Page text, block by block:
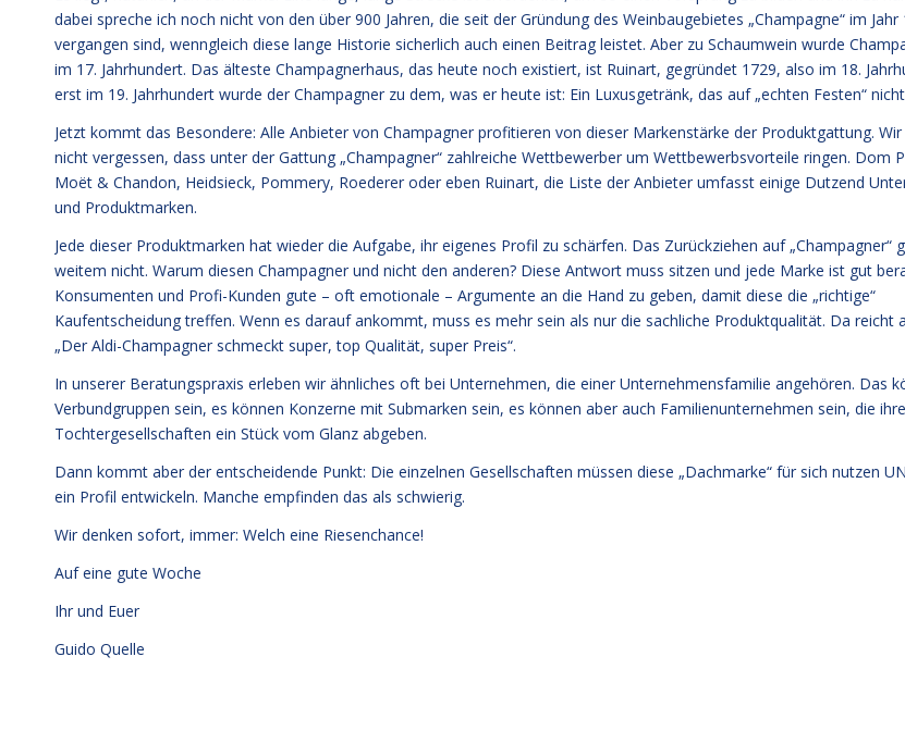
dabei spreche ich noch nicht von den über 900 Jahren, die seit der Gründung des Weinbaugebietes „Champagne“ im Jahr
vergangen sind, wenngleich diese lange Historie sicherlich auch einen Beitrag leistet. Aber zu Schaumwein wurde
im 17. Jahrhundert. Das älteste Champagnerhaus, das heute noch existiert, ist Ruinart, gegründet 1729, also im 18.
erst im 19. Jahrhundert wurde der Champagner zu dem, was er heute ist: Ein Luxusgetränk, das auf „echten Festen“
Jetzt kommt das Besondere: Alle Anbieter von Champagner profitieren von dieser Markenstärke der Produktgattung.
nicht vergessen, dass unter der Gattung „Champagner“ zahlreiche Wettbewerber um Wettbewerbsvorteile ringen. Dom
Moët & Chandon, Heidsieck, Pommery, Roederer oder eben Ruinart, die Liste der Anbieter umfasst einige Dutzend
und Produktmarken.
Jede dieser Produktmarken hat wieder die Aufgabe, ihr eigenes Profil zu schärfen. Das Zurückziehen auf „Champagner“
weitem nicht. Warum diesen Champagner und nicht den anderen? Diese Antwort muss sitzen und jede Marke ist gut
Konsumenten und Profi-Kunden gute – oft emotionale – Argumente an die Hand zu geben, damit diese die „richtige“
Kaufentscheidung treffen. Wenn es darauf ankommt, muss es mehr sein als nur die sachliche Produktqualität. Da reicht
„Der Aldi-Champagner schmeckt super, top Qualität, super Preis“.
In unserer Beratungspraxis erleben wir ähnliches oft bei Unternehmen, die einer Unternehmensfamilie angehören. Das
Verbundgruppen sein, es können Konzerne mit Submarken sein, es können aber auch Familienunternehmen sein, die
Tochtergesellschaften ein Stück vom Glanz abgeben.
Dann kommt aber der entscheidende Punkt: Die einzelnen Gesellschaften müssen diese „Dachmarke“ für sich nutzen
ein Profil entwickeln. Manche empfinden das als schwierig.
Wir denken sofort, immer: Welch eine Riesenchance!
Auf eine gute Woche
Ihr und Euer
Guido Quelle